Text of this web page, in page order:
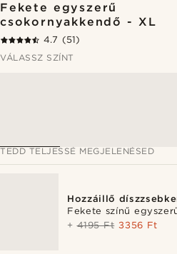
Fekete egyszerű
csokornyakkendő - XL
4.7 (51)
VÁLASSZ SZÍNT
TEDD TELJESSÉ MEGJELENÉSED
Hozzáillő
Fekete színű
+4195 Ft 3356 Ft